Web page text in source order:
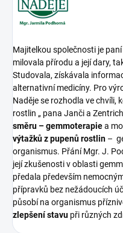
Majitelkou společnosti je
milovala přírodu a její dary,
Studovala, získávala
alternativní medicíny. Pro
Naděje se rozhodla ve chvíli,
rostlin „ pana Janči a
směru – gemmoterapiea
výtažků z pupenů rostlin –
organismus. Přání Mgr. J.
její zkušenosti v oblasti
předala především
přípravků bez nežádoucích
působí na organismus
zlepšení stavu při různých